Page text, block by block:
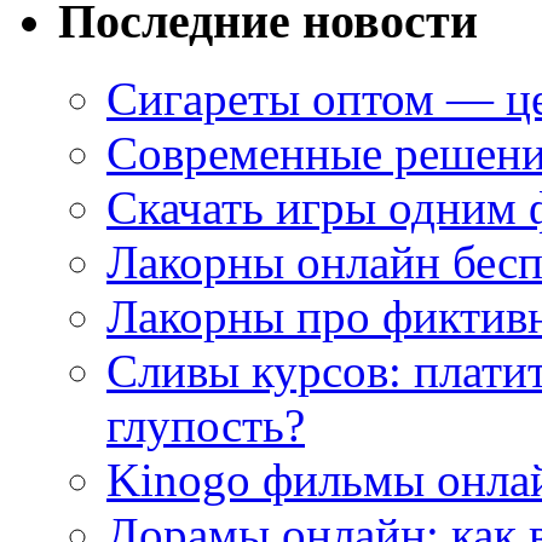
Последние новости
Сигареты оптом —
Современные
Скачать игры одним
Лакорны онлайн
Лакорны про
Сливы курсов:
глупость?
Kinogo фильмы